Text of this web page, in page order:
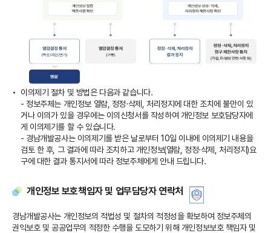
이의제기 절차 및 방법은 다음과 같습니다.
- 정보주체는 개인정보 열람, 정정·삭제, 처리정지에 대한 조치에 불만이 있
거나 이의가 있을 경우에는 이의신청서를 작성하여 개인정보 보호담당자에
게 이의제기를 할 수 있습니다.
- 경남개발공사는 이의제기를 받은 날로부터 10일 이내에 이의제기 내용을
검토 한 후, 그 결과에 따라 조치하고 개인정보(열람, 정정·삭제, 처리정지)요
구에 대한 결과 통지서에 따라 정보주체에게 안내 드립니다.
개인정보 보호책임자 및 업무담당자 연락처
경남개발공사는 개인정보의 적법성 및 절차의 적정성을 확보하여 정보주체의
권익보호 및 공공업무의 적정한 수행을 도모하기 위해 개인정보보호 책임자 및